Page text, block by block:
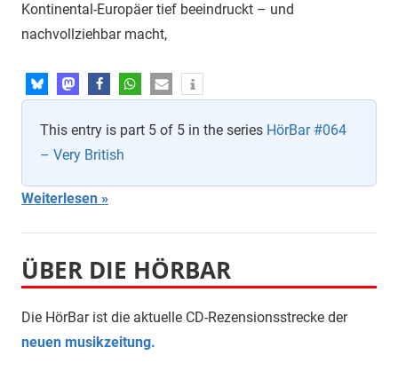
Kontinental-Europäer tief beeindruckt – und
nachvollziehbar macht,
This entry is part 5 of 5 in the series HörBar #064
– Very British
Weiterlesen
ÜBER DIE HÖRBAR
Die HörBar ist die aktuelle CD-Rezensionsstrecke der
neuen musikzeitung.